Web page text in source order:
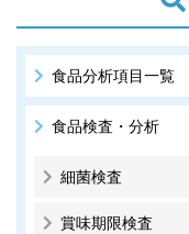
食品分析項目一覧
食品検査・分析
細菌検査
賞味期限検査